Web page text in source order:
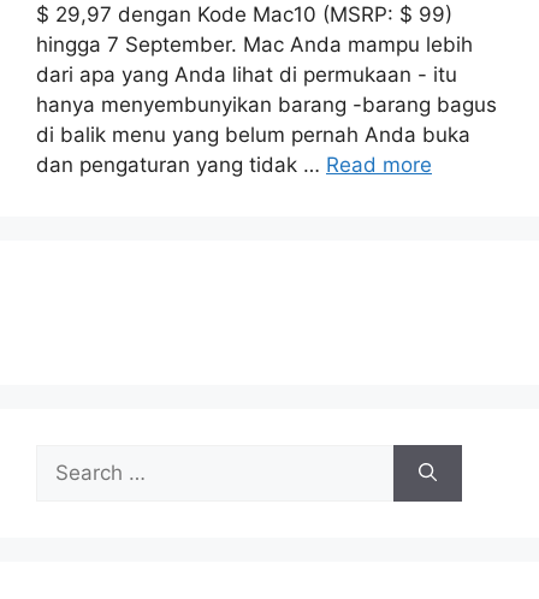
$ 29,97 dengan Kode Mac10 (MSRP: $ 99)
hingga 7 September. Mac Anda mampu lebih
dari apa yang Anda lihat di permukaan - itu
hanya menyembunyikan barang -barang bagus
di balik menu yang belum pernah Anda buka
dan pengaturan yang tidak … Read more
for: